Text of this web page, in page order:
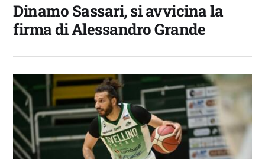
Dinamo Sassari, si avvicina la
firma di Alessandro Grande